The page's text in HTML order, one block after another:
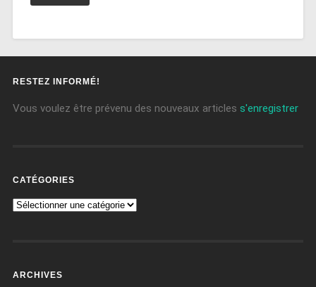
RESTEZ INFORMÉ!
Vous voulez être prévenu des nouveaux articles s'enregistrer
CATÉGORIES
ARCHIVES